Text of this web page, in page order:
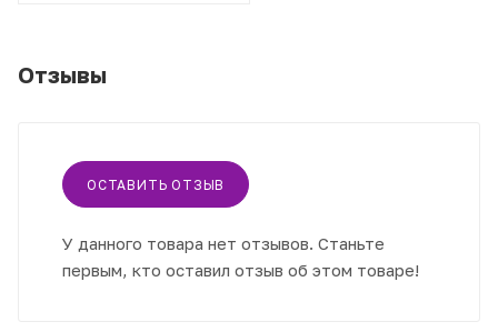
Отзывы
ОСТАВИТЬ ОТЗЫВ
У данного товара нет отзывов. Станьте
первым, кто оставил отзыв об этом товаре!